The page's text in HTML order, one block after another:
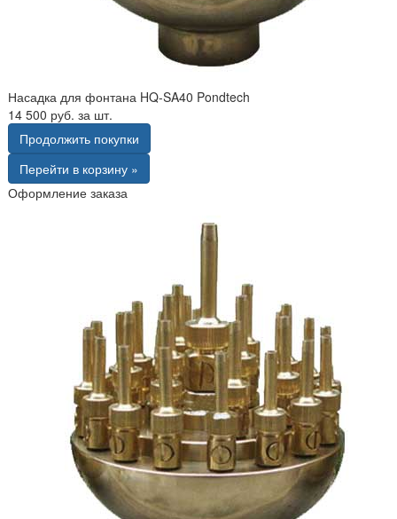
Насадка для фонтана HQ-SA40 Pondtech
14 500 руб. за шт.
Продолжить покупки
Перейти в корзину »
Оформление заказа